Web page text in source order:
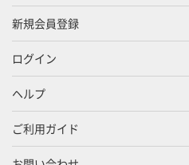
新規会員登録
ログイン
ヘルプ
ご利用ガイド